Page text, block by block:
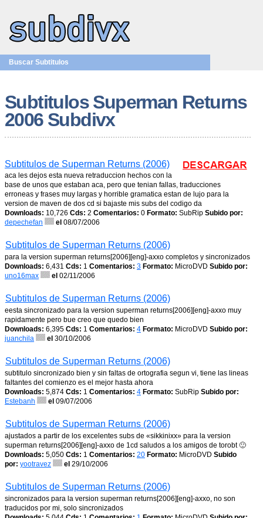
Buscar Subtitulos
Subtitulos Superman Returns
2006 Subdivx
Subtitulos de Superman Returns (2006)
aca les dejos esta nueva retraduccion hechos con la
base de unos que estaban aca, pero que tenian fallas, traducciones
erroneas y frases muy largas y horrible gramatica estan de lujo para la
version de maven de dos cd si bajaste mis subs del codigo da
Downloads: 10,726 Cds: 2 Comentarios: 0 Formato: SubRip Subido por:
depechefan
el 08/07/2006
Subtitulos de Superman Returns (2006)
para la version superman returns[2006][eng]-axxo completos y sincronizados
Downloads: 6,431 Cds: 1 Comentarios: 3 Formato: MicroDVD Subido por:
uno16max
el 02/11/2006
Subtitulos de Superman Returns (2006)
eesta sincronizado para la version superman returns[2006][eng]-axxo muy
rapidamente pero bue creo que quedo bien
Downloads: 6,395 Cds: 1 Comentarios: 4 Formato: MicroDVD Subido por:
juanchila
el 30/10/2006
Subtitulos de Superman Returns (2006)
subtitulo sincronizado bien y sin faltas de ortografia segun vi, tiene las lineas
faltantes del comienzo es el mejor hasta ahora
Downloads: 5,874 Cds: 1 Comentarios: 4 Formato: SubRip Subido por:
Estebanh
el 09/07/2006
Subtitulos de Superman Returns (2006)
ajustados a partir de los excelentes subs de «sikkinixx» para la version
superman returns[2006][eng]-axxo de 1cd saludos a los amigos de torobt 🙂
Downloads: 5,050 Cds: 1 Comentarios: 20 Formato: MicroDVD Subido
por: yootravez el 29/10/2006
Subtitulos de Superman Returns (2006)
sincronizados para la version superman returns[2006][eng]-axxo, no son
traducidos por mi, solo sincronizados